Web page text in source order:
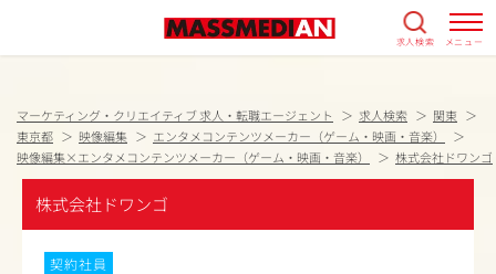
求人検索 メニュー
マーケティング・クリエイティブ 求人・転職エージェント 求人検索
関東
東京都
映像編集
エンタメコンテンツメーカー（ゲーム・映画・音楽）
映像編集×エンタメコンテンツメーカー（ゲーム・映画・音楽）
株式会社ドワンゴ
株式会社ドワンゴ
契約社員